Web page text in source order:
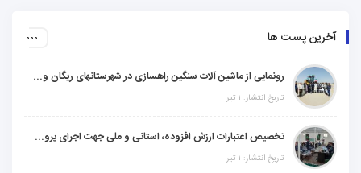
آخرین پست ها
رونمایی از ماشین آلات سنگین راهسازی در شهرستانهای ریگان و گنبکی
تاریخ انتشار: ۱ تیر
تخصیص اعتبارات ارزش افزوده، استانی و ملی جهت اجرای پروژه‌های عمرانی در شهرستان گنبکی
تاریخ انتشار: ۱ تیر